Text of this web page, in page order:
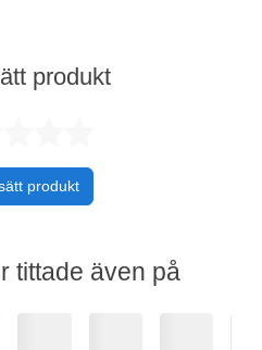
produkt
produkt
tittade även på